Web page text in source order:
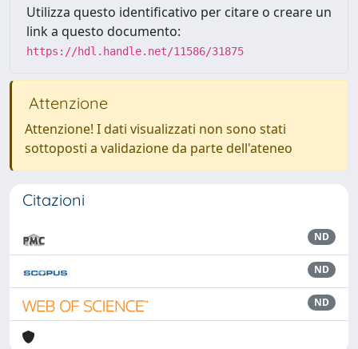
Utilizza questo identificativo per citare o creare un
link a questo documento:
https://hdl.handle.net/11586/31875
Attenzione
Attenzione! I dati visualizzati non sono stati
sottoposti a validazione da parte dell'ateneo
Citazioni
ND
ND
ND